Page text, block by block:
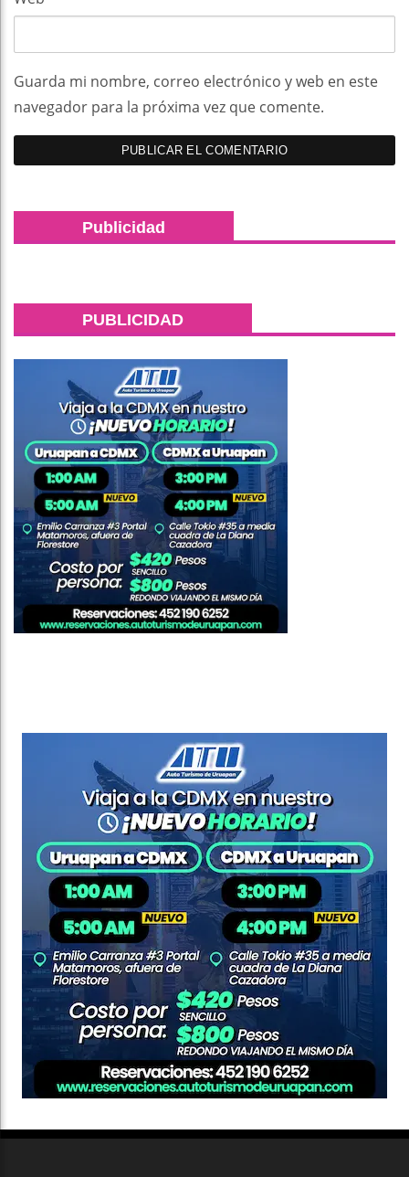
Guarda mi nombre, correo electrónico y web en este
navegador para la próxima vez que comente.
Publicidad
PUBLICIDAD